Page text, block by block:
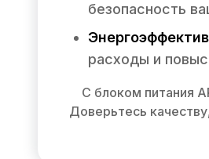
безопасность
расходы и
С блоком питания
Доверьтесь